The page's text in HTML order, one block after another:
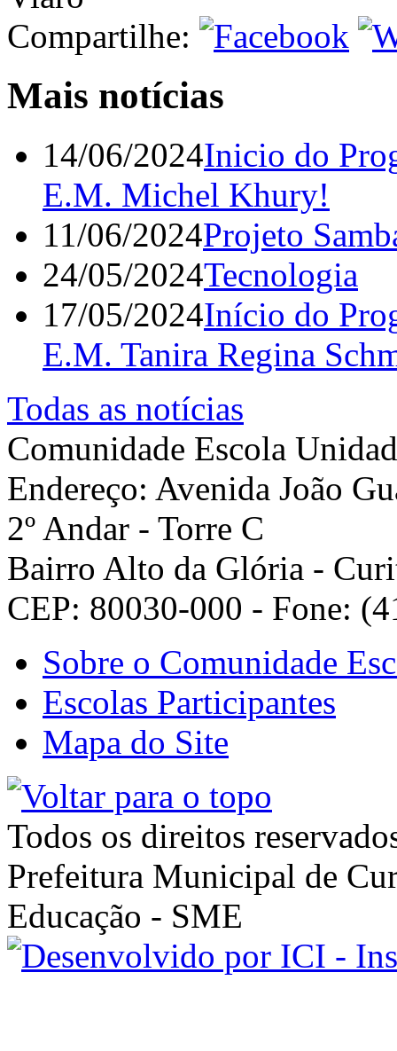
Compartilhe:
Mais notícias
14/06/2024Inicio do
E.M. Michel Khury!
11/06/2024Projeto
24/05/2024Tecnologia
17/05/2024Início do
E.M. Tanira Regina
Todas as notícias
Comunidade Escola
Endereço: Avenida João
2º Andar - Torre C
Bairro Alto da Glória -
CEP: 80030-000 - Fone:
Sobre o Comunidade
Escolas Participantes
Mapa do Site
Todos os direitos
Prefeitura Municipal de
Educação - SME